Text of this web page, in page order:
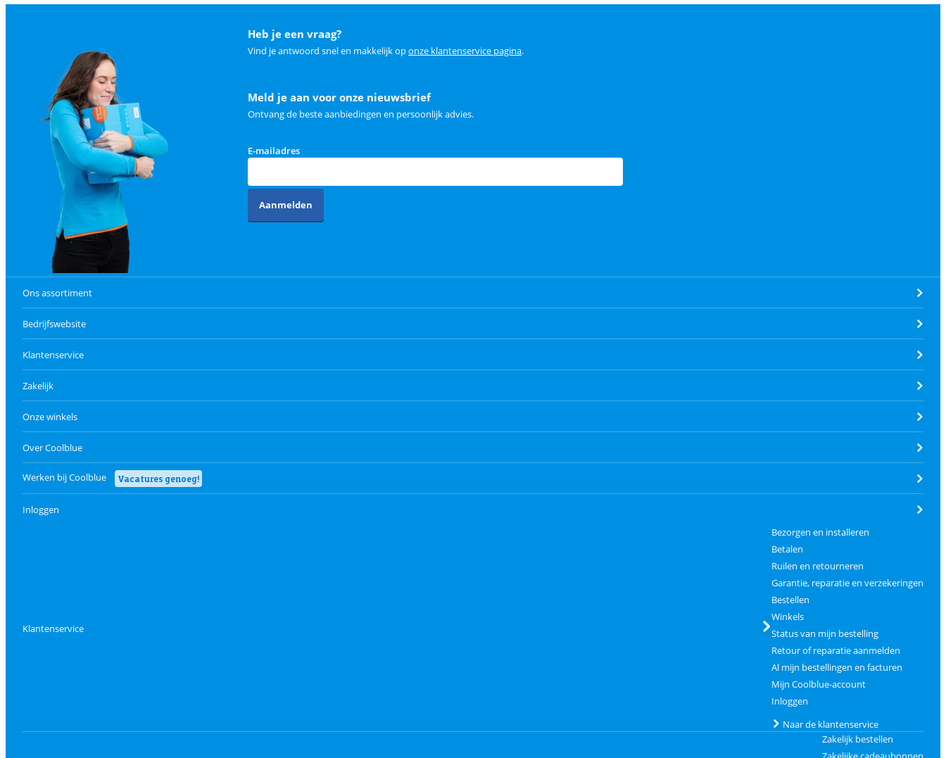
Heb je een vraag?
Vind je antwoord snel en makkelijk oponze klantenservice pagina.
Meld je aan voor onze nieuwsbrief
Ontvang de beste aanbiedingen en persoonlijk advies.
E-mailadres
Aanmelden
Ons assortiment
Bedrijfswebsite
Klantenservice
Zakelijk
Onze winkels
Over Coolblue
Werken bij Coolblue Vacatures genoeg!
Inloggen
Klantenservice
Bezorgen en installeren
Betalen
Ruilen en retourneren
Garantie, reparatie en verzekeringen
Bestellen
Winkels
Status van mijn bestelling
Retour of reparatie aanmelden
Al mijn bestellingen en facturen
Mijn Coolblue-account
Inloggen
Naar de klantenservice
Zakelijk bestellen